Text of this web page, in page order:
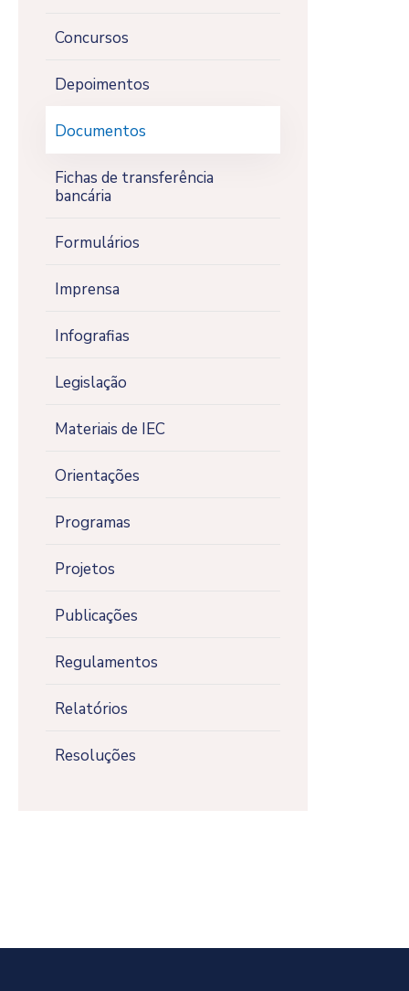
Concursos
Depoimentos
Documentos
Fichas de transferência
bancária
Formulários
Imprensa
Infografias
Legislação
Materiais de IEC
Orientações
Programas
Projetos
Publicações
Regulamentos
Relatórios
Resoluções